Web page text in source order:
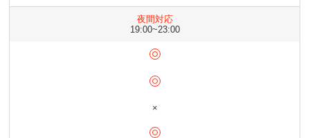
夜間対応
19:00~23:00
×